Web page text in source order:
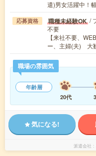
遣)男女活躍中！
応募資格 職種未経験OK /
不要
【来社不要、
ー、主婦(夫) 大
職場の雰囲気
年齢層
20代
気になる!
派遣会社